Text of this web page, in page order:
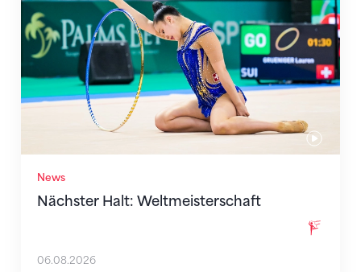
News
Nächster Halt: Weltmeisterschaft
06.08.2026